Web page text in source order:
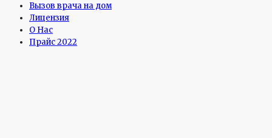
Вызов врача на дом
Лицензия
О Нас
Прайс 2022